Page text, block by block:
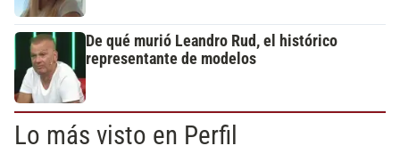
De qué murió Leandro Rud, el histórico
representante de modelos
Lo más visto en Perfil